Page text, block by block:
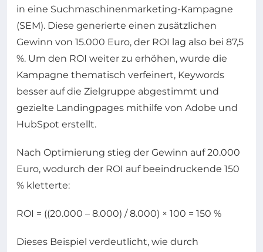
in eine Suchmaschinenmarketing-Kampagne
(SEM). Diese generierte einen zusätzlichen
Gewinn von 15.000 Euro, der ROI lag also bei 87,5
%. Um den ROI weiter zu erhöhen, wurde die
Kampagne thematisch verfeinert, Keywords
besser auf die Zielgruppe abgestimmt und
gezielte Landingpages mithilfe von Adobe und
HubSpot erstellt.
Nach Optimierung stieg der Gewinn auf 20.000
Euro, wodurch der ROI auf beeindruckende 150
% kletterte:
ROI = ((20.000 – 8.000) / 8.000) × 100 = 150 %
Dieses Beispiel verdeutlicht, wie durch